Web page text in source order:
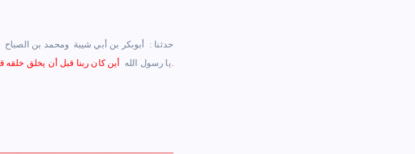
– حدثنا :
‏أبوبكر بن أبي شيبة ‏ ‏ومحمد بن
يا رسول الله ‏‏أين كان ربنا قبل أن يخلق خلقه قال : كان في ‏ ‏عماء ‏ ‏ما تحته هواء وما فوقه هواء وما ثم خلق عرشه على الماء.